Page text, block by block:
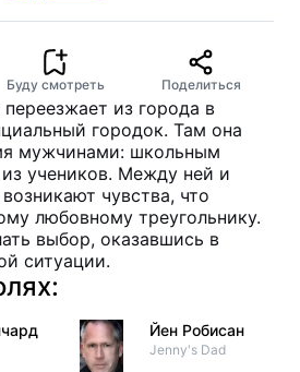
Буду смотреть Поделиться
из города в
городок. Там она
мужчинами: школьным
учеников. Между ней и
чувства, что
любовному треугольнику.
выбор, оказавшись в
ситуации.
Йен Робисан
Jenny's Dad